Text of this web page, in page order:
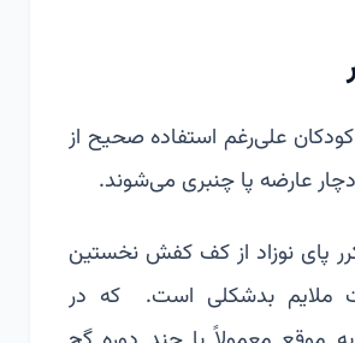
علی‌رغم استفاده صحیح از
عارضه پا چنبری می‌شوند.
پای نوزاد از کف کفش نخستین
ملایم بدشکلی است. که در